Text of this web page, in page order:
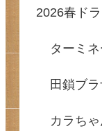
2026春ド
ターミ
田鎖ブ
カラち